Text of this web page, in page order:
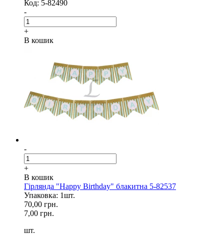
Код: 5-82490
-
+
В кошик
-
+
В кошик
Гірлянда "Happy Birthday" блакитна 5-82537
Упаковка: 1шт.
70,00 грн.
7,00 грн.
шт.